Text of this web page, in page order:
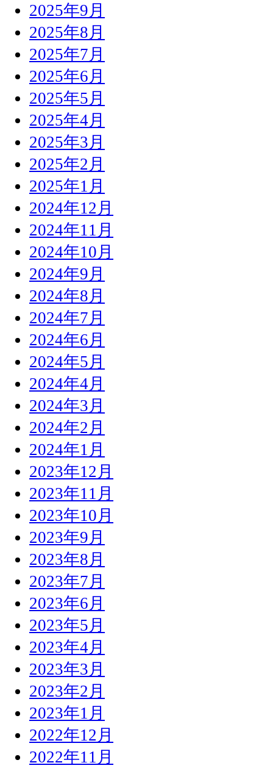
2025年9月
2025年8月
2025年7月
2025年6月
2025年5月
2025年4月
2025年3月
2025年2月
2025年1月
2024年12月
2024年11月
2024年10月
2024年9月
2024年8月
2024年7月
2024年6月
2024年5月
2024年4月
2024年3月
2024年2月
2024年1月
2023年12月
2023年11月
2023年10月
2023年9月
2023年8月
2023年7月
2023年6月
2023年5月
2023年4月
2023年3月
2023年2月
2023年1月
2022年12月
2022年11月